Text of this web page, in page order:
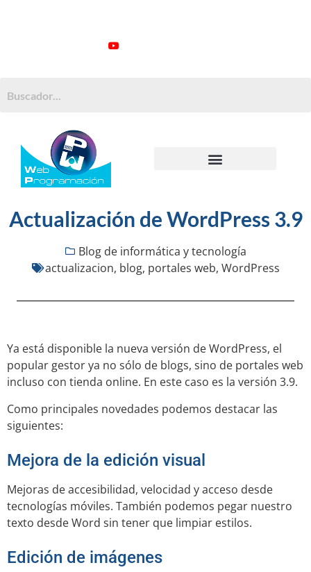
Actualización de WordPress 3.9
Blog de informática y tecnología
actualizacion, blog, portales web, WordPress
Ya está disponible la nueva versión de WordPress, el
popular gestor ya no sólo de blogs, sino de portales web
incluso con tienda online. En este caso es la versión 3.9.
Como principales novedades podemos destacar las
siguientes:
Mejora de la edición visual
Mejoras de accesibilidad, velocidad y acceso desde
tecnologías móviles. También podemos pegar nuestro
texto desde Word sin tener que limpiar estilos.
Edición de imágenes